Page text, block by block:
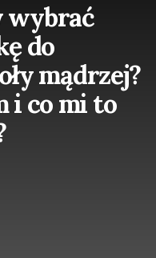
wybrać
do
mądrzej?
i co mi to